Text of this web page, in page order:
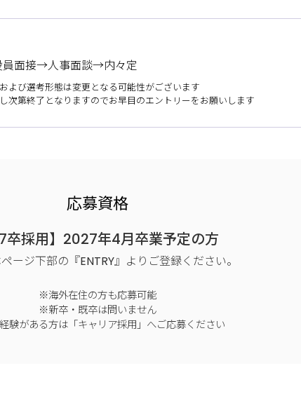
面接→人事面談→内々定
よび選考形態は変更となる可能性がございます
次第終了となりますのでお早目のエントリーをお願いします
応募資格
卒採用】2027年4月卒業予定の方
ージ下部の『ENTRY』より ご登録ください。
※海外在住の方も応募可能
※新卒・既卒は問いません
験がある方は「キャリア採用」へご応募ください